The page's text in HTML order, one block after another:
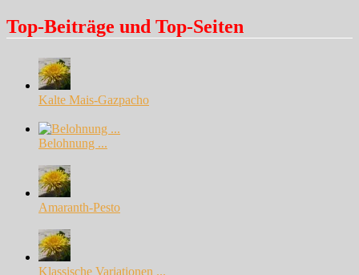
Top-Beiträge und Top-Seiten
Kalte Mais-Gazpacho
Belohnung ...
Amaranth-Pesto
Klassische Variationen ...